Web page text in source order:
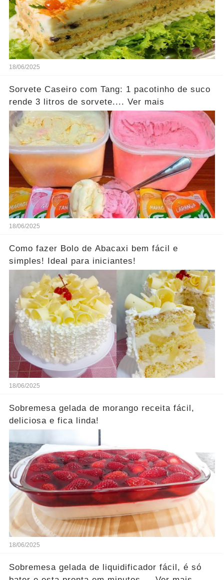
18/06/2025
Sorvete Caseiro com Tang: 1 pacotinho de suco
rende 3 litros de sorvete.... Ver mais
18/06/2025
Como fazer Bolo de Abacaxi bem fácil e
simples! Ideal para iniciantes!
18/06/2025
Sobremesa gelada de morango receita fácil,
deliciosa e fica linda!
18/06/2025
Sobremesa gelada de liquidificador fácil, é só